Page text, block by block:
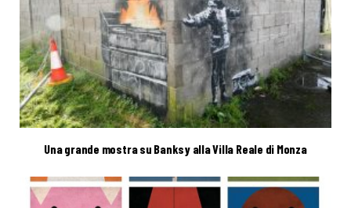
Una grande mostra su Banksy alla Villa Reale di Monza